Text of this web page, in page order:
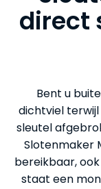
direct
Bent u
dichtviel terwijl
sleutel
Slotenmaker
bereikbaar,
staat een